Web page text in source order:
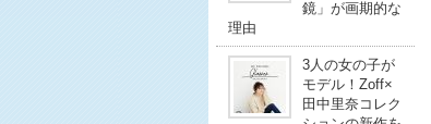
鏡」が画期的な
理由
3人の女の子が
モデル！Zoff×
田中里奈コレク